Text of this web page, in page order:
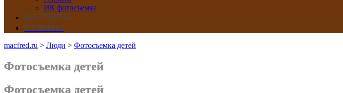
ИК фотосъемка
КОНТАКТЫ
ОТЗЫВЫ
macfred.ru > Люди > Фотосъемка детей
Фотосъемка детей
Фотосъемка детей